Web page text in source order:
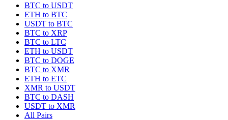
BTC to USDT
ETH to BTC
USDT to BTC
BTC to XRP
BTC to LTC
ETH to USDT
BTC to DOGE
BTC to XMR
ETH to ETC
XMR to USDT
BTC to DASH
USDT to XMR
All Pairs